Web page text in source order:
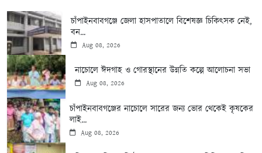
চাঁপাইনবাবগঞ্জে জেলা হাসপাতালে বিশেষজ্ঞ চিকিৎসক নেই,
বন...
Aug 08, 2026
নাচোলে ঈদগাহ ও গোরস্থানের উন্নতি কল্পে আলোচনা সভা
Aug 08, 2026
চাঁপাইনবাবগঞ্জের নাচোলে সারের জন্য ভোর থেকেই কৃষকের
লাই...
Aug 08, 2026